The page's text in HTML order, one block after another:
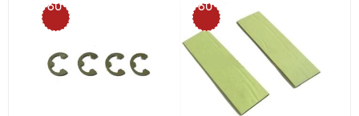
60
%
60
%